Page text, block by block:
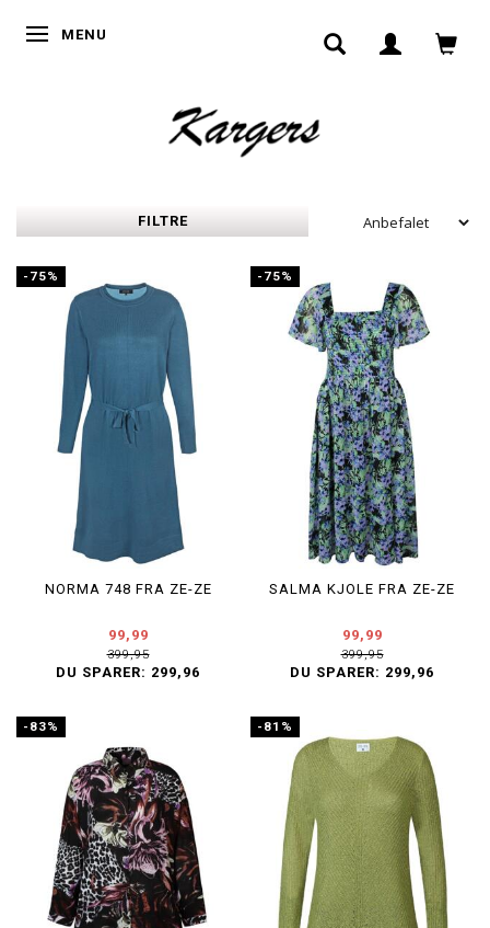
SKIFTE NAVIGATION
MENU
FILTRE
-75%
NORMA 748 FRA ZE-ZE
99,99
399,95
DU SPARER: 299,96
-75%
SALMA KJOLE FRA ZE-ZE
99,99
399,95
DU SPARER: 299,96
-83% -81%